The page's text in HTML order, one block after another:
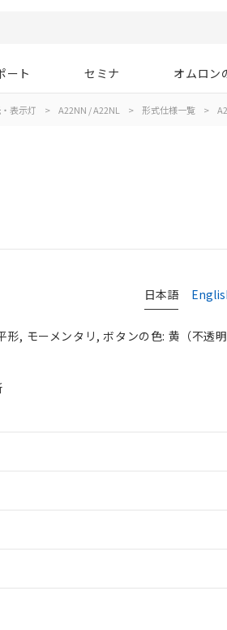
ート セミナ オムロン
表示灯 > A22NN / A22NL > 形式仕様一覧 >
日本語
, モーメンタリ, ボタンの色: 黄（不透